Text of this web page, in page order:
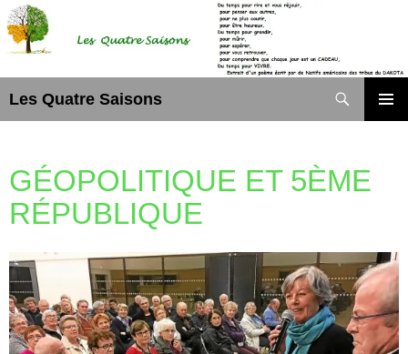
Aller
au
contenu
Les Quatre Saisons
GÉOPOLITIQUE ET 5ÈME
RÉPUBLIQUE